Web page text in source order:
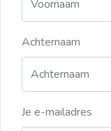
Achternaam
Je e-mailadres